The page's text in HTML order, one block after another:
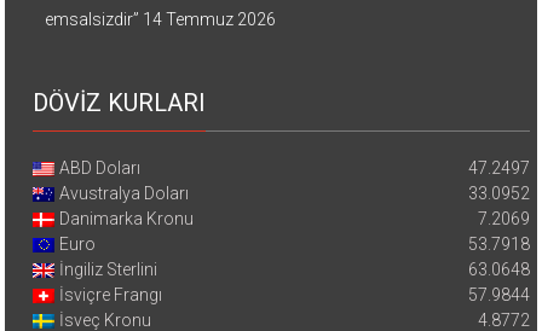
emsalsizdir” 14 Temmuz 2026
DÖVİZ KURLARI
ABD Doları
47.2497
Avustralya Doları
33.0952
Danimarka Kronu
7.2069
Euro
53.7918
İngiliz Sterlini
63.0648
İsviçre Frangı
57.9844
İsveç Kronu
4.8772